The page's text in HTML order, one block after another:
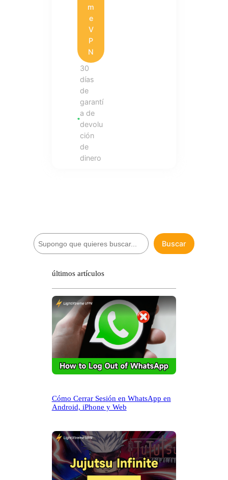
m
e
V
P
N
30
días
de
garantí
a de
devolu
ción
de
dinero
B
u
Buscar
últimos artículos
Cómo Cerrar Sesión en WhatsApp en
Android, iPhone y Web